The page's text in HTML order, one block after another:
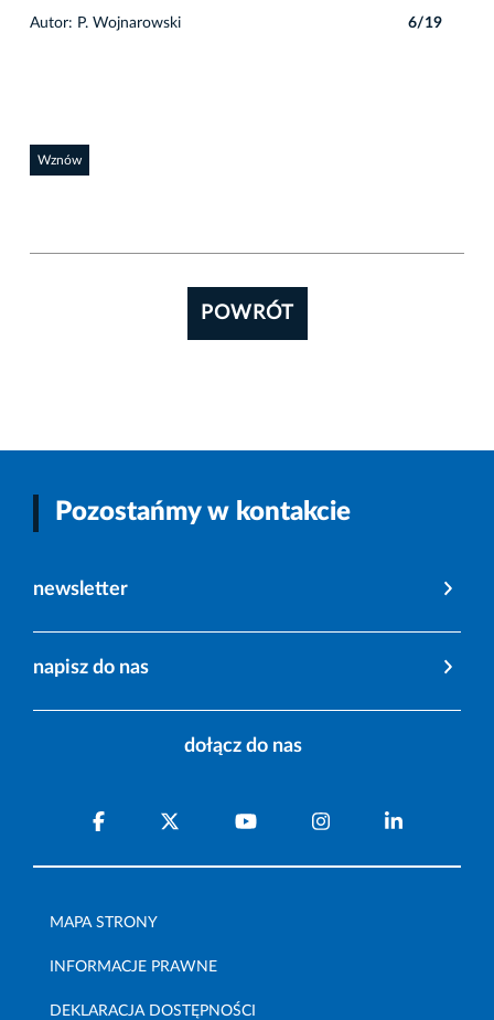
Autor: P. Wojnarowski 6/19
Wznów
POWRÓT
Pozostańmy w kontakcie
newsletter
napisz do nas
dołącz do nas
MAPA STRONY
INFORMACJE PRAWNE
DEKLARACJA DOSTĘPNOŚCI